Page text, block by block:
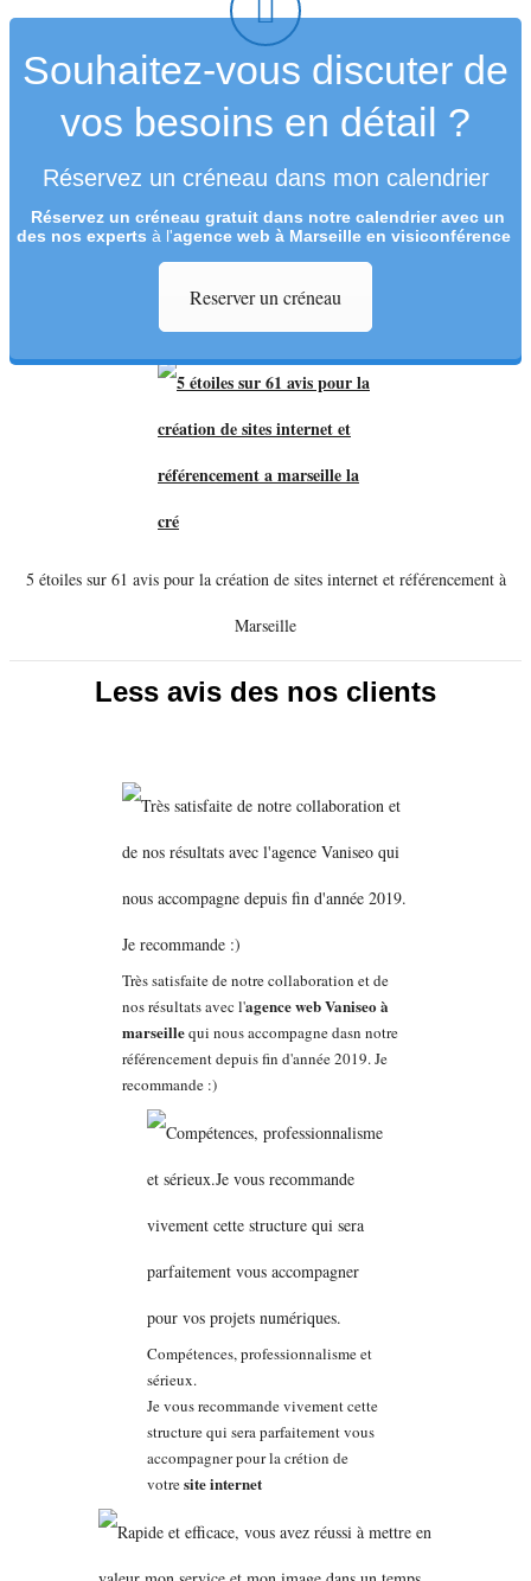
Souhaitez-vous discuter de
vos besoins en détail ?
Réservez un créneau dans mon calendrier
Réservez un créneau gratuit dans notre calendrier avec un
des nos experts à l'agence web à Marseille en visiconférence
Reserver un créneau
5 étoiles sur 61 avis pour la création de sites internet et référencement à
Marseille
Less avis des nos clients
Très satisfaite de notre collaboration et de
nos résultats avec l'agence web Vaniseo à
marseillequi nous accompagne dasn notre
référencement depuis fin d'année 2019. Je
recommande :)
Compétences, professionnalisme et
sérieux.
Je vous recommande vivement cette
structure qui sera parfaitement vous
accompagner pour la crétion de
votresite internet